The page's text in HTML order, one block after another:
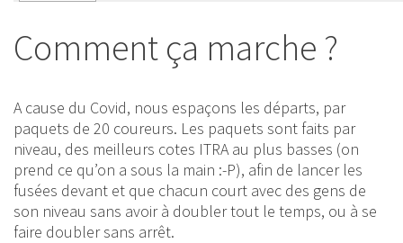
Comment ça marche ?
A cause du Covid, nous espaçons les départs, par
paquets de 20 coureurs. Les paquets sont faits par
niveau, des meilleurs cotes ITRA au plus basses (on
prend ce qu’on a sous la main :-P), afin de lancer les
fusées devant et que chacun court avec des gens de
son niveau sans avoir à doubler tout le temps, ou à se
faire doubler sans arrêt.